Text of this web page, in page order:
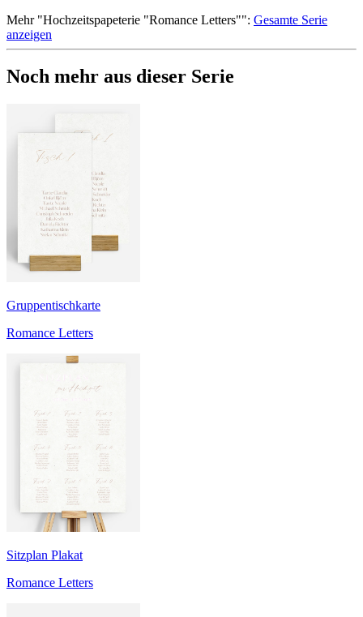
Mehr"Hochzeitspapeterie "Romance Letters"": Gesamte Serie
anzeigen
Noch mehr aus dieser Serie
Gruppentischkarte
Romance Letters
Sitzplan Plakat
Romance Letters